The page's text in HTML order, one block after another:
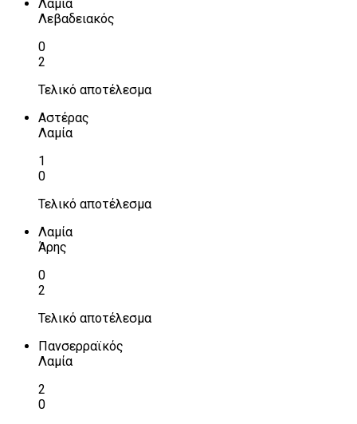
Λαμία
Λεβαδειακός
0
2
Τελικό αποτέλεσμα
Αστέρας
Λαμία
1
0
Τελικό αποτέλεσμα
Λαμία
Άρης
0
2
Τελικό αποτέλεσμα
Πανσερραϊκός
Λαμία
2
0